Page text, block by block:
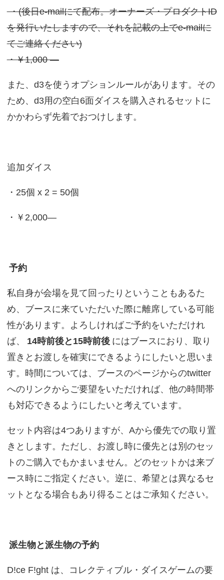
・(後日e-mailにて配布。オーナーズ・プロダクトID
を発行いたしますので、それを記載の上でe-mailに
てご連絡ください)
・￥1,000 ―
また、d3を使うオプションルールがあります。その
ため、d3用の空白6面ダイスを購入されるセットに
かかわらず先着でおつけします。
追加ダイス
・25個 x 2 = 50個
・￥2,000―
予約
私自身が会場を見て回ったりということもあるた
め、ブースに来ていただいた際に離席している可能
性があります。よろしければご予約をいただけれ
ば、
14時前後と15時前後 にはブースにおり、取り
置きとお渡しを確実にできるようにしたいと思いま
す。時間については、ブースのページからのtwitter
へのリンクからご要望をいただければ、他の時間帯
も対応できるようにしたいと考えています。
セット内容は4つありますが、Aから優先での取り置
きとします。ただし、お渡し時に優先とは別のセッ
トのご購入でもかまいません。どのセットかは来ブ
ース時にご指定ください。逆に、希望とは異なるセ
ットとなる場合もあり得ることはご承知ください。
派生物と派生物の予約
D!ce F!ght は、コレクティブル・ダイスゲームの要